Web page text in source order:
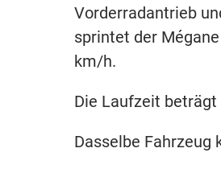
Vorderradantrieb
sprintet der
km/h.
Die Laufzeit beträgt
Dasselbe